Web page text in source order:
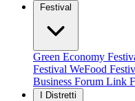
Festival
Green Economy
Festival WeFood
Business Forum Link
I Distretti